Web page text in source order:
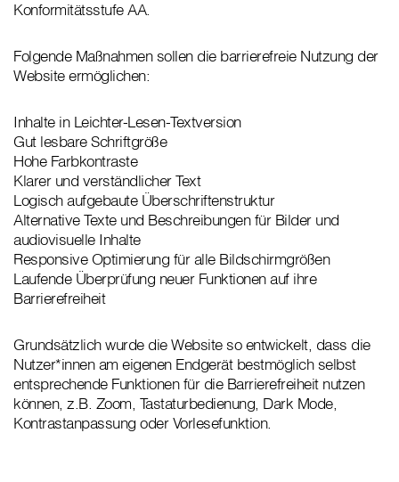
Konformitätsstufe AA.
Folgende Maßnahmen sollen die barrierefreie Nutzung der
Website ermöglichen:
Inhalte in Leichter-Lesen-Textversion
Gut lesbare Schriftgröße
Hohe Farbkontraste
Klarer und verständlicher Text
Logisch aufgebaute Überschriftenstruktur
Alternative Texte und Beschreibungen für Bilder und
audiovisuelle Inhalte
Responsive Optimierung für alle Bildschirmgrößen
Laufende Überprüfung neuer Funktionen auf ihre
Barrierefreiheit
Grundsätzlich wurde die Website so entwickelt, dass die
Nutzer*innen am eigenen Endgerät bestmöglich selbst
entsprechende Funktionen für die Barrierefreiheit nutzen
können, z.B. Zoom, Tastaturbedienung, Dark Mode,
Kontrastanpassung oder Vorlesefunktion.